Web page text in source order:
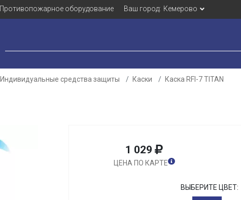
Противопожарное оборудование Ваш город: Кемерово
Индивидуальные средства защиты Каски Каска RFI-7 TITAN
1 029
ЦЕНА ПО КАРТЕ
ВЫБЕРИТЕ ЦВЕТ: